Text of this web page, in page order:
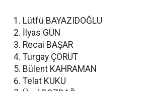
Lütfü BAYAZIDOĞLU
İlyas GÜN
Recai BAŞAR
Turgay ÇÖRÜT
Bülent KAHRAMAN
Telat KUKU